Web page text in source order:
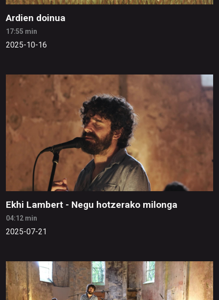
Ardien doinua
17:55 min
2025-10-16
Ekhi Lambert - Negu hotzerako milonga
04:12 min
2025-07-21